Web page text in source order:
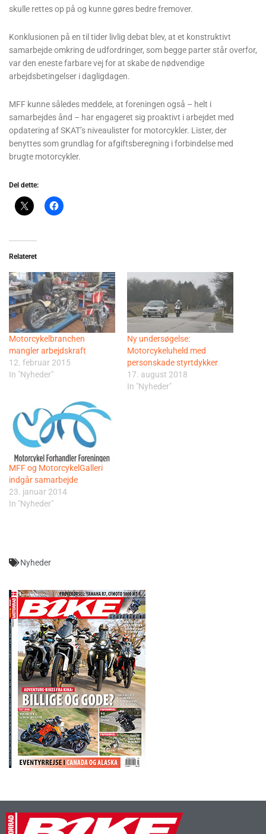
skulle rettes op på og kunne gøres bedre fremover.
Konklusionen på en til tider livlig debat blev, at et konstruktivt
samarbejde omkring de udfordringer, som begge parter står overfor,
var den eneste farbare vej for at skabe de nødvendige
arbejdsbetingelser i dagligdagen.
MFF kunne således meddele, at foreningen også – helt i
samarbejdes ånd – har engageret sig proaktivt i arbejdet med
opdatering af SKAT’s niveaulister for motorcykler. Lister, der
benyttes som grundlag for afgiftsberegning i forbindelse med
brugte motorcykler.
Del dette:
Relateret
Motorcykelbranchen
mangler arbejdskraft
12. februar 2015
In "Nyheder"
Ny undersøgelse:
Motorcykeluheld med
personskade styrtdykker
17. august 2018
In "Nyheder"
MFF og MotorcykelGalleri
indgår samarbejde
23. januar 2014
In "Nyheder"
Nyheder